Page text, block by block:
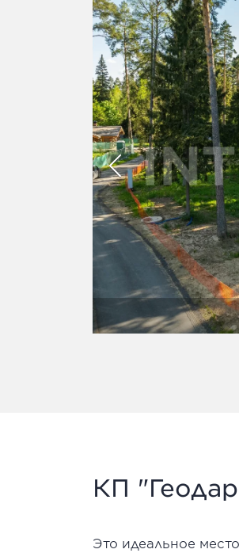
КП
Это идеальное